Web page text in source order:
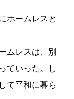
ホームレスと
ムレスは、別
ていった。し
て平和に暮ら